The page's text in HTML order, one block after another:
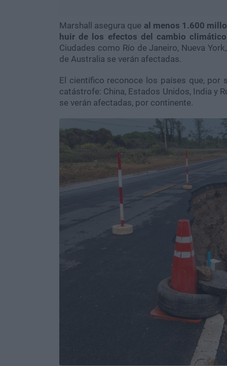
Marshall asegura que al menos 1.600
huir de los efectos del cambio
Ciudades como Río de Janeiro, Nueva
de Australia se verán afectadas.
El científico reconoce los países que, por
catástrofe: China, Estados Unidos, India y
se verán afectadas, por continente.